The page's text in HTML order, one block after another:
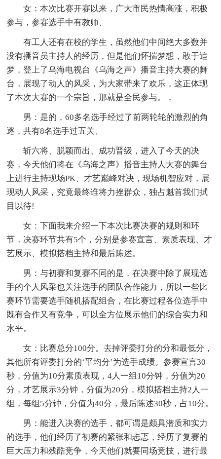
女：本次比赛开赛以来，广大市民热情高涨，积极
参与，参赛选手中有教师、
有工人还有在校的学生，虽然他们中间绝大多数并
没有播音员主持人的经历，但是他们怀揣梦想，敢于追
梦，登上了乌海电视台《乌海之声》播音主持大赛的舞
台，展现了动人的风采，为大家带来了欢乐，这正体现
了本次大赛的一个宗旨，那就是全民参与。，
男：是的，60多名选手经过了前两轮轮的激烈的角
逐，共有8名选手过五关、
斩六将、脱颖而出、成功晋级，进入了今天的决
赛，今天他们将在《乌海之声》播音主持人大赛的舞台
上进行主持现场PK、才艺巅峰对决，现场机智应对，展
现动人风采，究竟最终谁将力挫群众，独占魁首我们拭
目以待!
女：下面我来介绍一下本次比赛决赛的规则和环
节，决赛环节共有5个，分别是参赛宣言、素质表现、才
艺展示、模拟搭档主持和最后陈述。
男：与初赛和复赛不同的是，在决赛中除了展现选
手的个人风采也关注选手的团队合作能力，所以一些比
赛环节需要选手随机搭配组合，在比赛过程各位选手中
既有合作又有竞争，可以全方位展示他们的综合实力和
水平。
女：比赛总分100分。去掉评委打分的分和最低分，
其他所有评委打分的‘平均分’为选手成绩。参赛宣言30
秒，分值为10分素质表现，4人一组10分钟，分值为20
分，才艺展示3分钟，分值为20分，模拟搭档主持2人一
组，每组5分钟，分值为40分，最后陈述30秒，占10分。
男：能进入决赛的选手，都可谓是颇具潜质和实力
的选手，他们经历了初赛的紧张和忐忑，经历了复赛的
巨大压力和残酷竞争，今天他们就要同场竞技，进行最